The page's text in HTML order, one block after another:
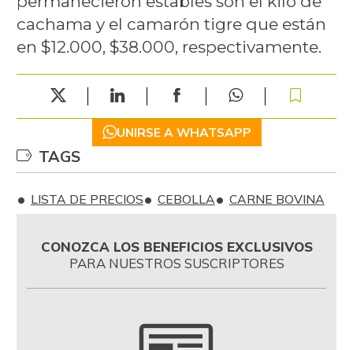
cachama y el camarón tigre que están
en $12.000, $38.000, respectivamente.
UNIRSE A WHATSAPP
TAGS
LISTA DE PRECIOS CEBOLLA CARNE BOVINA
CONOZCA LOS BENEFICIOS EXCLUSIVOS
PARA NUESTROS SUSCRIPTORES